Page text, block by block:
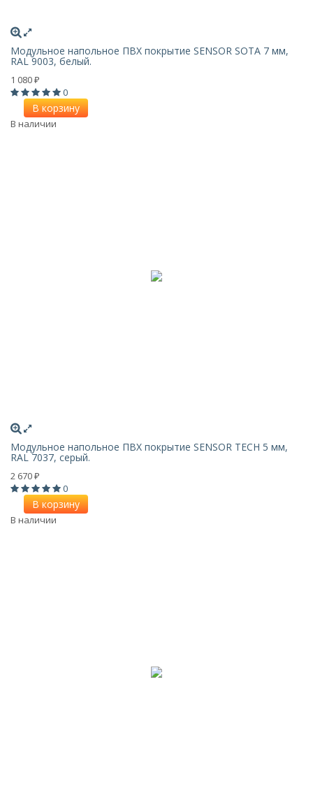
Модульное напольное ПВХ покрытие SENSOR SOTA 7 мм,
RAL 9003, белый.
1 080 ₽
0
В корзину
В наличии
Модульное напольное ПВХ покрытие SENSOR TECH 5 мм,
RAL 7037, серый.
2 670 ₽
0
В корзину
В наличии